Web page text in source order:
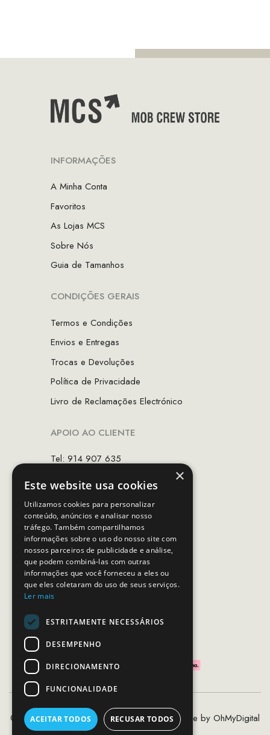
INFORMAÇÕES
A Minha Conta
Favoritos
As Lojas MCS
Sobre Nós
Guia de Tamanhos
CONDIÇÕES GERAIS
Termos e Condições
Envios e Entregas
Trocas e Devoluções
Política de Privacidade
Livro de Reclamações Electrónico
APOIO AO CLIENTE
Tel: 914 907 635
Horário de contacto:
Dias úteis das 10h as 19h
SEGUE-NOS
PAGAMENTOS SEGUROS
©2020 - 2026 MCS - Mob Crew Store | Made by OhMyDigital
×
Este website usa cookies
Utilizamos cookies para personalizar
conteúdo, anúncios e analisar nosso
tráfego. Também compartilhamos
informações sobre o uso do nosso site com
nossos parceiros de publicidade e análise,
que podem combiná-las com outras
informações que você forneceu a eles ou
que eles coletaram do uso de seus serviços.
Ler mais
ESTRITAMENTE NECESSÁRIOS
DESEMPENHO
DIRECIONAMENTO
FUNCIONALIDADE
ACEITAR TODOS RECUSAR TODOS